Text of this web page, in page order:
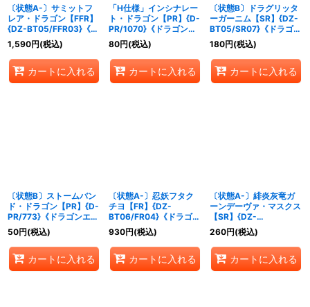
〔状態A-〕サミットフ
レア・ドラゴン【FFR】
{DZ-BT05/FFR03}《ド
ラゴンエンパイア》
1,590円(税込)
カートに入れる
「H仕様」インシナレー
ト・ドラゴン【PR】{D-
PR/1070}《ドラゴンエ
ンパイア》
80円(税込)
カートに入れる
〔状態B〕ドラグリッタ
ーガーニム【SR】{DZ-
BT05/SR07}《ドラゴン
エンパイア》
180円(税込)
カートに入れる
〔状態B〕ストームバン
ド・ドラゴン【PR】{D-
PR/773}《ドラゴンエン
パイア》
50円(税込)
カートに入れる
〔状態A-〕忍妖フタク
チヨ【FR】{DZ-
BT06/FR04}《ドラゴン
エンパイア》
930円(税込)
カートに入れる
〔状態A-〕緋炎灰竜ガ
ーンデーヴァ・マスクス
【SR】{DZ-
BT06/SR02}《ドラゴン
エンパイア》
260円(税込)
カートに入れる